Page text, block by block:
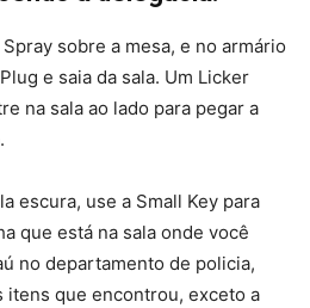
sobre a mesa, e no armário
e saia da sala. Um Licker
na sala ao lado para pegar a
escura, use a Small Key para
que está na sala onde você
no departamento de policia,
itens que encontrou, exceto a